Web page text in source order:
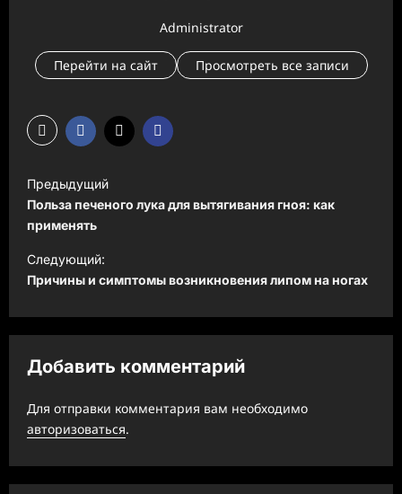
Administrator
Перейти на сайт Просмотреть все записи
а
в
и
г
а
ц
и
з
п
Предыдущий
Польза печеного лука для вытягивания гноя: как
применять
Следующий:
Причины и симптомы возникновения липом на ногах
Добавить комментарий
Для отправки комментария вам необходимо
авторизоваться.